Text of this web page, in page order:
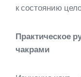
к состоянию
Практическое
чакрами